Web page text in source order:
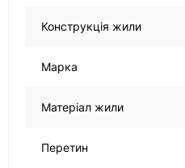
Конструкція жили
Марка
Матеріал жили
Перетин